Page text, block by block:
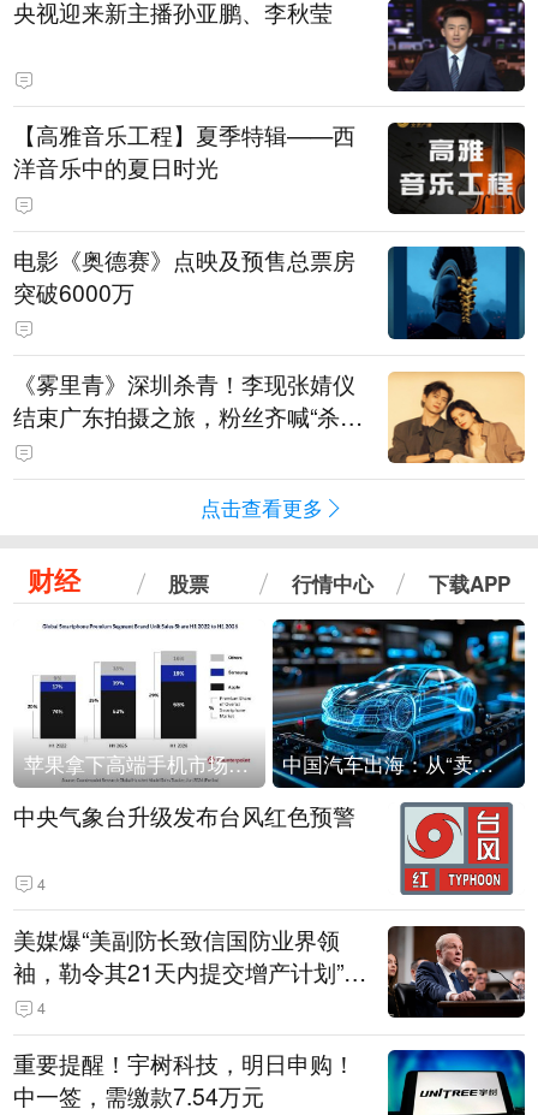
央视迎来新主播孙亚鹏、李秋莹
【高雅音乐工程】夏季特辑——西
洋音乐中的夏日时光
电影《奥德赛》点映及预售总票房
突破6000万
《雾里青》深圳杀青！李现张婧仪
结束广东拍摄之旅，粉丝齐喊“杀青
快乐”
点击查看更多
财经 股票 行情中心 下载APP
苹果拿下高端手机市场65%的份额：iPhone 17系列功不可没 中国汽车出海：从“卖出去”到“走进去”
中央气象台升级发布台风红色预警
4
美媒爆“美副防长致信国防业界领
袖，勒令其21天内提交增产计划”，
五角大楼回应
4
重要提醒！宇树科技，明日申购！
中一签，需缴款7.54万元